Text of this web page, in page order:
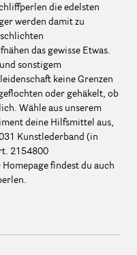
die edelsten
werden damit zu
das gewisse Etwas.
sonstigem
keine Grenzen
oder gehäkelt, ob
Wähle aus unserem
deine Hilfsmittel aus,
Kunstlederband (in
2154800
findest du auch